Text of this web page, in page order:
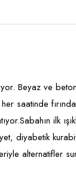
Beyaz ve
saatinde
ilk
diyabetik
alternatifler